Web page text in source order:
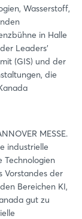
Wasserstoff,
in Halle
Leaders'
(GIS) und der
die
MESSE.
industrielle
Technologien
Vorstandes der
Bereichen KI,
gut zu